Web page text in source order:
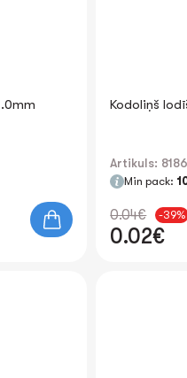
Kodoliņš
Artikuls:
Min pack:
0.04€ -39%
0.02€